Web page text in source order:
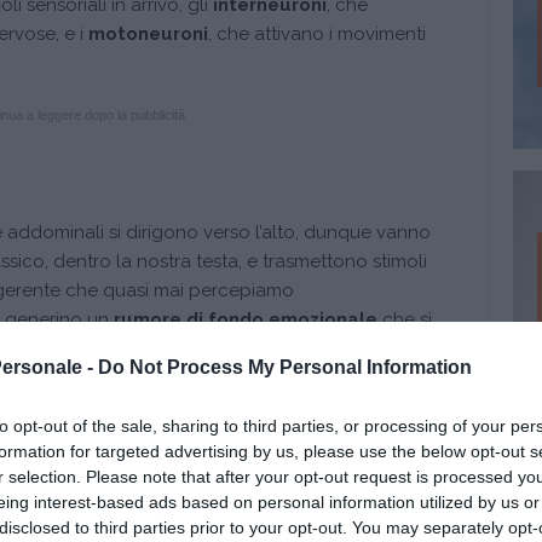
- Do Not Process My Personal Information
opt-out of the sale, sharing to third parties, or processing of your
for targeted advertising by us, please use the below opt-out
selection. Please note that after your opt-out request is processed
interest-based ads based on personal information utilized by us
to third parties prior to your opt-out. You may separately
sensoriali in arrivo, gli interneuroni, che
e i motoneuroni, che attivano i movimenti
si dirigono verso l’alto, dunque vanno
dentro la nostra testa, e trasmettono stimoli
che quasi mai percepiamo
generino unrumore di fondo emozionaleche si
per esprimere le sensazioni istintive.
nervosi anche nella direzione opposta, dal
il sistema nervoso centrale influenzerebbe
forti,stress emotivioeventi
disturbi di stomaco
, espressi sotto forma di
ovomito